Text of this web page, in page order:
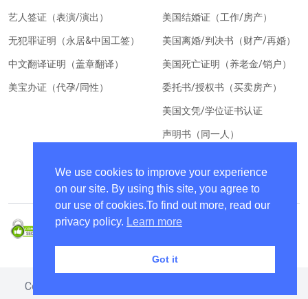
艺人签证（表演/演出）
无犯罪证明（永居&中国工签）
中文翻译证明（盖章翻译）
美宝办证（代孕/同性）
美国结婚证（工作/房产）
美国离婚/判决书（财产/再婚）
美国死亡证明（养老金/销户）
委托书/授权书（买卖房产）
美国文凭/学位证书认证
声明书（同一人）
Copyright © 2024 ChinaEntryVisa All Rights Reserved.
We use cookies to improve your experience
on our site. By using this site, you agree to
our use of cookies.To find out more, read our
privacy policy. Learn more
Got it